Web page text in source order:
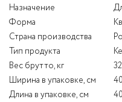
Назначение
Форма
Страна производства
Тип продукта
Вес брутто, кг
Ширина в упаковке, см
Длина в упаковке, см